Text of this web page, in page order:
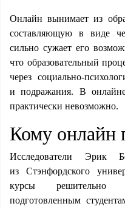
Онлайн вынимает из
составляющую в виде
сильно сужает его
что образовательный
через социально-
и подражания. В
практически невозможно.
Кому онлайн
Исследователи Эрик
из Стэнфордского
курсы решительно
подготовленным